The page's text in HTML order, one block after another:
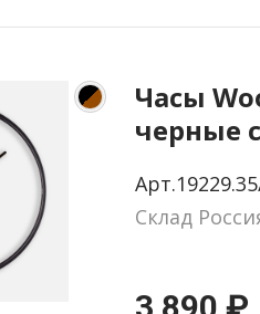
Часы
черные с
Склад